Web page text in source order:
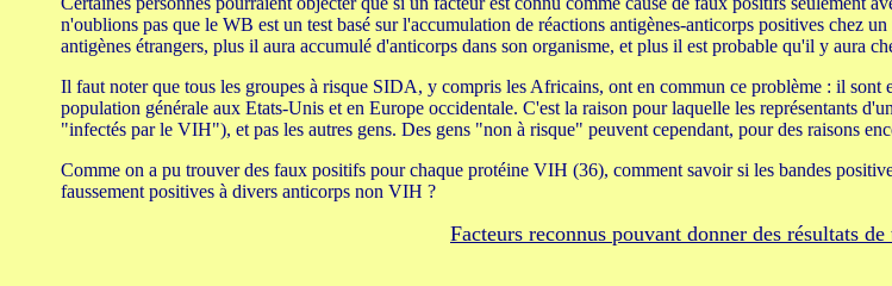
n'oublions pas que le WB est un test basé sur l'accumulation de réactions antigènes-anticorps positives chez
antigènes étrangers, plus il aura accumulé d'anticorps dans son organisme, et plus il est probable qu'il y aura
Il faut noter que tous les groupes à risque SIDA, y compris les Africains, ont en commun ce problème : il sont
population générale aux Etats-Unis et en Europe occidentale. C'est la raison pour laquelle les représentants
"infectés par le VIH"), et pas les autres gens. Des gens "non à risque" peuvent cependant, pour des raisons
Comme on a pu trouver des faux positifs pour chaque protéine VIH (36), comment savoir si les bandes
faussement positives à divers anticorps non VIH ?
Facteurs reconnus pouvant donner des résultats